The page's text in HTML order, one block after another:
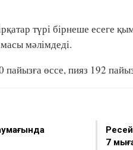
түрі бірнеше есеге
мәлімдеді.
өссе, пияз 192
7